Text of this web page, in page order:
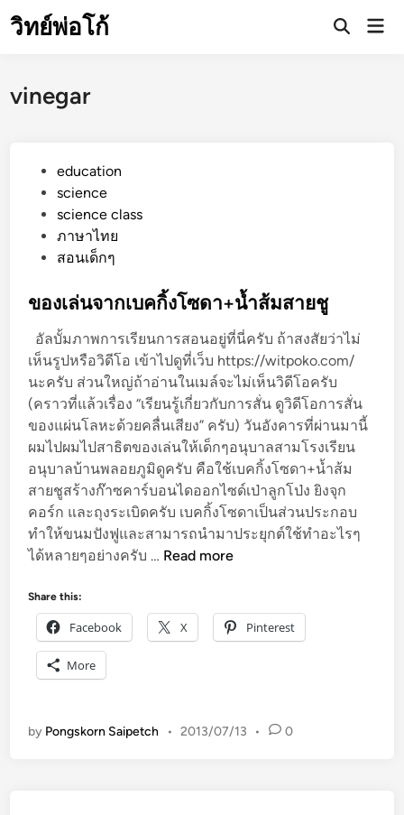
toวิทย์พ่อโก้
Open
vinegar
i
education
science
science class
ภาษาไทย
สอนเด็กๆ
ของเล่นจากเบคกิ้งโซดา+น้ำส้มสายชู
อัลบั้มภาพการเรียนการสอนอยู่ที่นี่ครับ ถ้าสงสัยว่าไม่
เห็นรูปหรือวิดีโอ เข้าไปดูที่เว็บ https://witpoko.com/
นะครับ ส่วนใหญ่ถ้าอ่านในเมล์จะไม่เห็นวิดีโอครับ
(คราวที่แล้วเรื่อง “เรียนรู้เกี่ยวกับการสั่น ดูวิดีโอการสั่น
ของแผ่นโลหะด้วยคลื่นเสียง” ครับ) วันอังคารที่ผ่านมานี้
ผมไปผมไปสาธิตของเล่นให้เด็กๆอนุบาลสามโรงเรียน
อนุบาลบ้านพลอยภูมิดูครับ คือใช้เบคกิ้งโซดา+น้ำส้ม
สายชูสร้างก๊าซคาร์บอนไดออกไซด์เป่าลูกโป่ง ยิงจุก
คอร์ก และถุงระเบิดครับ เบคกิ้งโซดาเป็นส่วนประกอบ
ทำให้ขนมปังฟูและสามารถนำมาประยุกต์ใช้ทำอะไรๆ
ได้หลายๆอย่างครับ … ข
เ
ล่
ก
Read more
Share this:
Facebook X Pinterest
More
by Pongskorn Saipetch • 2013/07/13 • 0